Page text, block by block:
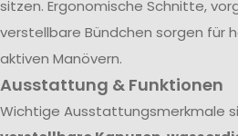
sitzen. Ergonomische Schnitte,
verstellbare Bündchen sorgen für
aktiven Manövern.
Ausstattung & Funktionen
Wichtige Ausstattungsmerkmale